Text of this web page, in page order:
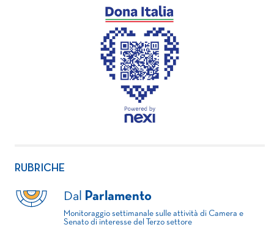
RUBRICHE
Dal Parlamento
Monitoraggio settimanale sulle attività di Camera e
Senato di interesse del Terzo settore